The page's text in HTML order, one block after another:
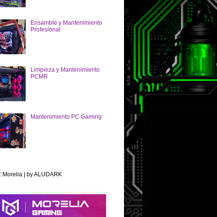
Ensamble y Mantenimiento
Profesional
Limpieza y Mantenimiento
PCMR
Mantenimiento PC Gaming
Morelia | by ALUDARK